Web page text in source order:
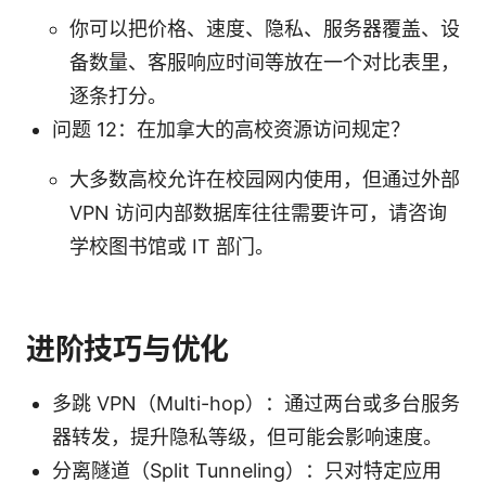
你可以把价格、速度、隐私、服务器覆盖、设
备数量、客服响应时间等放在一个对比表里，
逐条打分。
问题 12：在加拿大的高校资源访问规定？
大多数高校允许在校园网内使用，但通过外部
VPN 访问内部数据库往往需要许可，请咨询
学校图书馆或 IT 部门。
进阶技巧与优化
多跳 VPN（Multi-hop）：通过两台或多台服务
器转发，提升隐私等级，但可能会影响速度。
分离隧道（Split Tunneling）：只对特定应用